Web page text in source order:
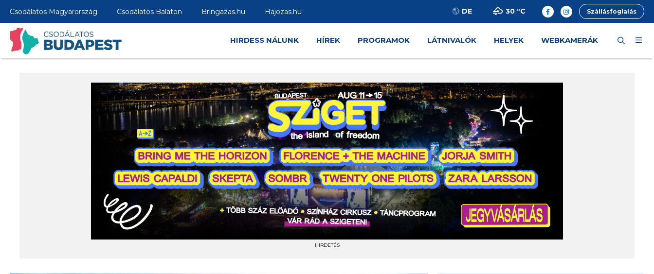
Csodálatos Magyarország Csodálatos Balaton Bringazas.hu Hajozas.hu DE 30 °C Szállásfoglalás
HIRDESS NÁLUNK HÍREK PROGRAMOK LÁTNIVALÓK HELYEK WEBKAMERÁK
HIRDETÉS